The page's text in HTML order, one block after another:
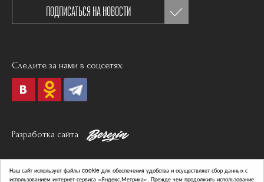
Наш сайт использует файлы cookie для обеспечения удобства и осуществляет сбор данных с
использованием интернет-сервиса «Яндекс.Метрика». Прежде чем продолжить использование
ПОДПИСАТЬСЯ НА НОВОСТИ
Следите за нами в соцсетях:
Разработка сайта
Политика в отношении обработки персональных данных
Согласие на обработку персональных данных